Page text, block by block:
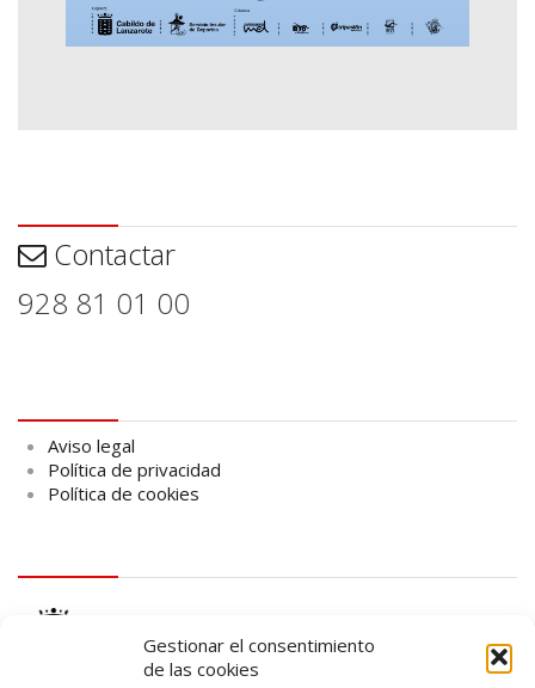
Gestionar el consentimiento
de las cookies
Contactar
928 81 01 00
Aviso legal
Política de privacidad
Política de cookies